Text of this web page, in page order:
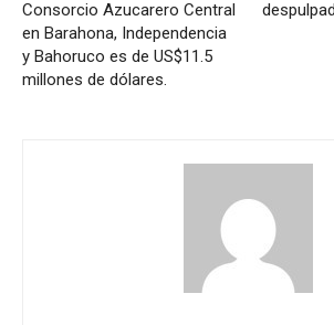
Consorcio Azucarero Central
en Barahona, Independencia
y Bahoruco es de US$11.5
millones de dólares.